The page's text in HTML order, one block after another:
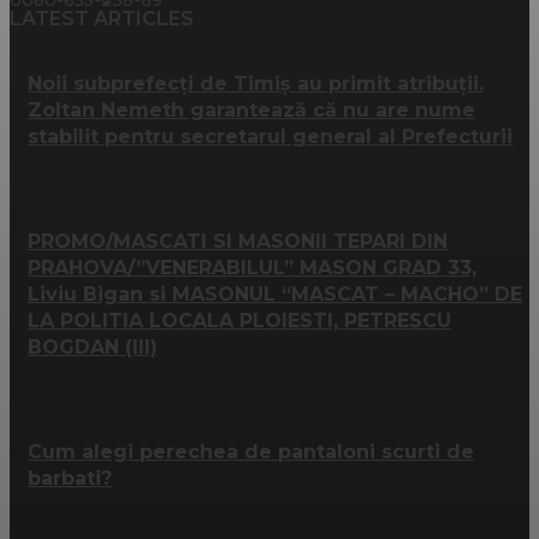
LATEST ARTICLES
Noii subprefecți de Timiș au primit atribuții.
Zoltan Nemeth garantează că nu are nume
stabilit pentru secretarul general al Prefecturii
PROMO/MASCATI SI MASONII TEPARI DIN
PRAHOVA/”VENERABILUL” MASON GRAD 33,
Liviu Bigan si MASONUL “MASCAT – MACHO” DE
LA POLITIA LOCALA PLOIESTI, PETRESCU
BOGDAN (III)
Cum alegi perechea de pantaloni scurti de
barbati?